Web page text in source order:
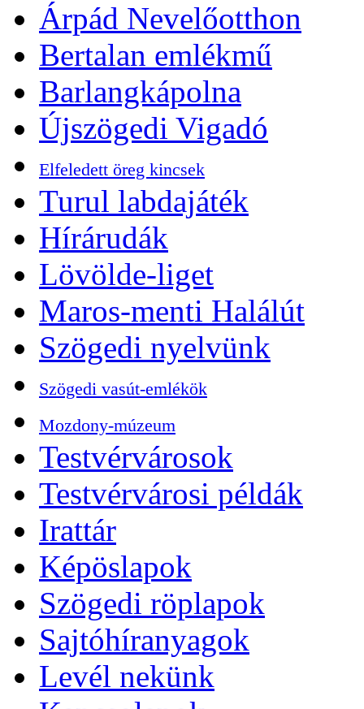
Árpád Nevelőotthon
Bertalan emlékmű
Barlangkápolna
Újszögedi Vigadó
Elfeledett öreg kincsek
Turul labdajáték
Hírárudák
Lövölde-liget
Maros-menti Halálút
Szögedi nyelvünk
Szögedi vasút-emlékök
Mozdony-múzeum
Testvérvárosok
Testvérvárosi példák
Irattár
Képöslapok
Szögedi röplapok
Sajtóhíranyagok
Levél nekünk